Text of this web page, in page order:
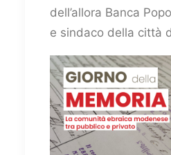
dell’allora Banca
e sindaco della città